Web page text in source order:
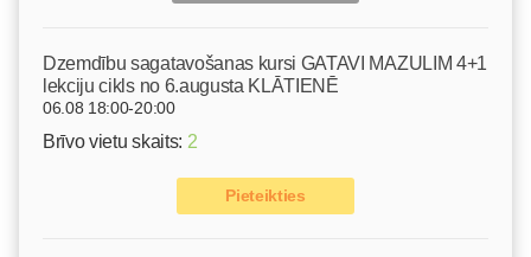
Dzemdību sagatavošanas kursi GATAVI MAZULIM 4+1
lekciju cikls no 6.augusta KLĀTIENĒ
06.08 18:00-20:00
Brīvo vietu skaits: 2
Pieteikties